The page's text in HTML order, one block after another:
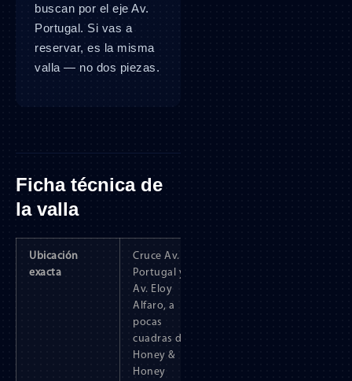
buscan por el eje Av.
Portugal. Si vas a
reservar, es la misma
valla — no dos piezas.
Ficha técnica de
la valla
Ubicación
exacta
Cruce Av.
Portugal y
Av. Eloy
Alfaro, a
pocas
cuadras de
Honey &
Honey